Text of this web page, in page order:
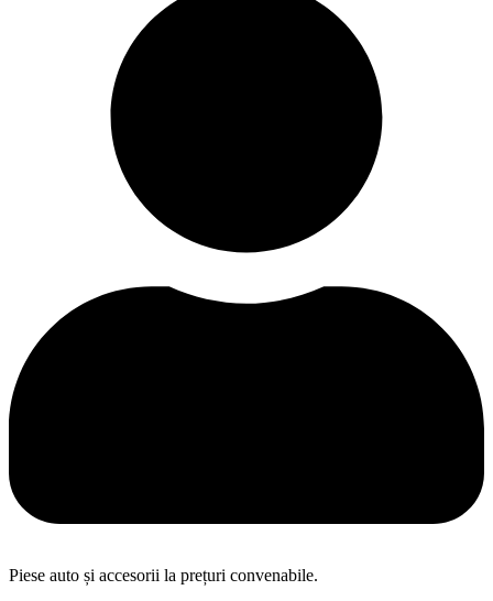
Piese auto și accesorii la prețuri convenabile.